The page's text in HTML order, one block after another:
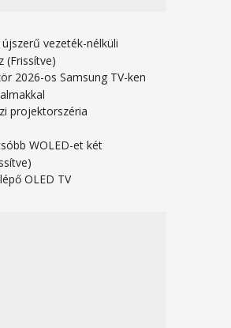
vezeték-nélküli
(Frissítve)
2026-os Samsung TV-ken
projektorszéria
WOLED-et két
OLED TV